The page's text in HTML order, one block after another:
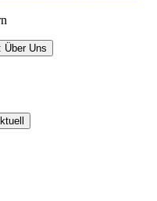
Über Uns